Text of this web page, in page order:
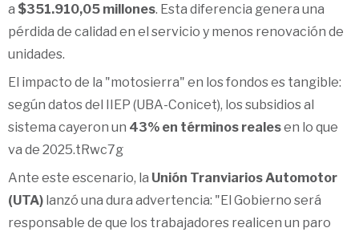
a $351.910,05 millones. Esta diferencia genera una
pérdida de calidad en el servicio y menos renovación de
unidades.
El impacto de la "motosierra" en los fondos es tangible:
según datos del IIEP (UBA-Conicet), los subsidios al
sistema cayeron un 43% en términos realesen lo que
va de 2025.tRwc7g
Ante este escenario, la Unión Tranviarios Automotor
(UTA) lanzó una dura advertencia: "El Gobierno será
responsable de que los trabajadores realicen un paro